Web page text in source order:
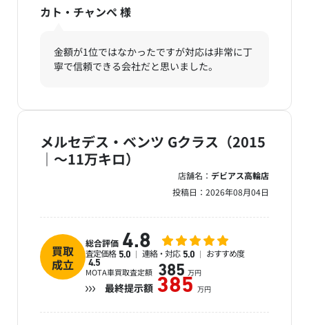
カト・チャンぺ 様
金額が1位ではなかったですが対応は非常に丁
寧で信頼できる会社だと思いました。
メルセデス・ベンツ Gクラス（2015
｜～11万キロ）
店舗名： デビアス高輪店
投稿日： 2026年08月04日
買取
成立
総合評価 4.8
査定価格 5.0 連絡・対応 5.0 おすすめ度
4.5
MOTA車買取査定額 385 万円
最終提示額 385 万円